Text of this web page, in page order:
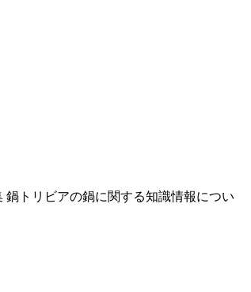
トリビアの鍋に関する知識情報につい